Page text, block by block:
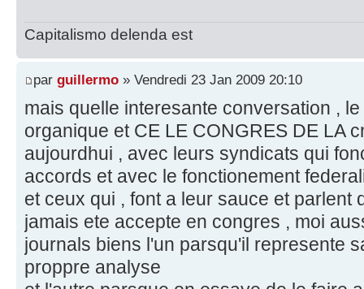
Capitalismo delenda est
par guillermo » Vendredi 23 Jan 2009 20:10
mais quelle interesante conversation ,
organique et CE LE CONGRES DE LA
aujourdhui , avec leurs syndicats qui
accords et avec le fonctionement
et ceux qui , font a leur sauce et parlent
jamais ete accepte en congres , moi
journals biens l'un parsqu'il represente
proppre analyse